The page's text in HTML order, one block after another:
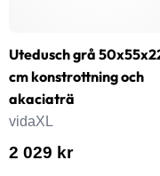
Utedusch grå
cm konstrottning och
akaciaträ
vidaXL
2 029 kr